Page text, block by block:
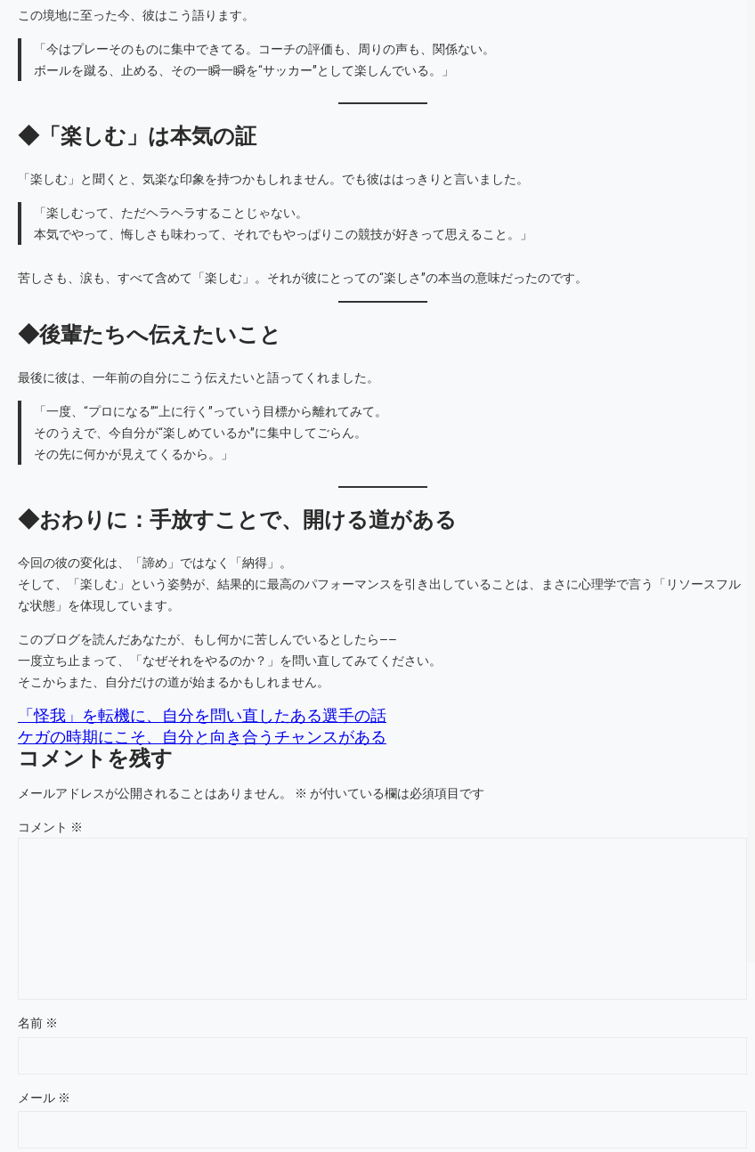
この境地に至った今、彼はこう語ります。
「今はプレーそのものに集中できてる。コーチの評価も、周りの声も、関係ない。
ボールを蹴る、止める、その一瞬一瞬を“サッカー”として楽しんでいる。」
◆「楽しむ」は本気の証
「楽しむ」と聞くと、気楽な印象を持つかもしれません。でも彼ははっきりと言いました。
「楽しむって、ただヘラヘラすることじゃない。
本気でやって、悔しさも味わって、それでもやっぱりこの競技が好きって思えること。」
苦しさも、涙も、すべて含めて「楽しむ」。それが彼にとっての“楽しさ”の本当の意味だったのです。
◆後輩たちへ伝えたいこと
最後に彼は、一年前の自分にこう伝えたいと語ってくれました。
「一度、“プロになる”“上に行く”っていう目標から離れてみて。
そのうえで、今自分が“楽しめているか”に集中してごらん。
その先に何かが見えてくるから。」
◆おわりに：手放すことで、開ける道がある
今回の彼の変化は、「諦め」ではなく「納得」。
そして、「楽しむ」という姿勢が、結果的に最高のパフォーマンスを引き出していることは、まさに心理学で言う「リソースフル
な状態」を体現しています。
このブログを読んだあなたが、もし何かに苦しんでいるとしたら――
一度立ち止まって、「なぜそれをやるのか？」を問い直してみてください。
そこからまた、自分だけの道が始まるかもしれません。
「怪我」を転機に、自分を問い直したある選手の話
ケガの時期にこそ、自分と向き合うチャンスがある
コメントを残す
メールアドレスが公開されることはありません。 ※ が付いている欄は必須項目です
コメント ※
名前 ※
メール ※